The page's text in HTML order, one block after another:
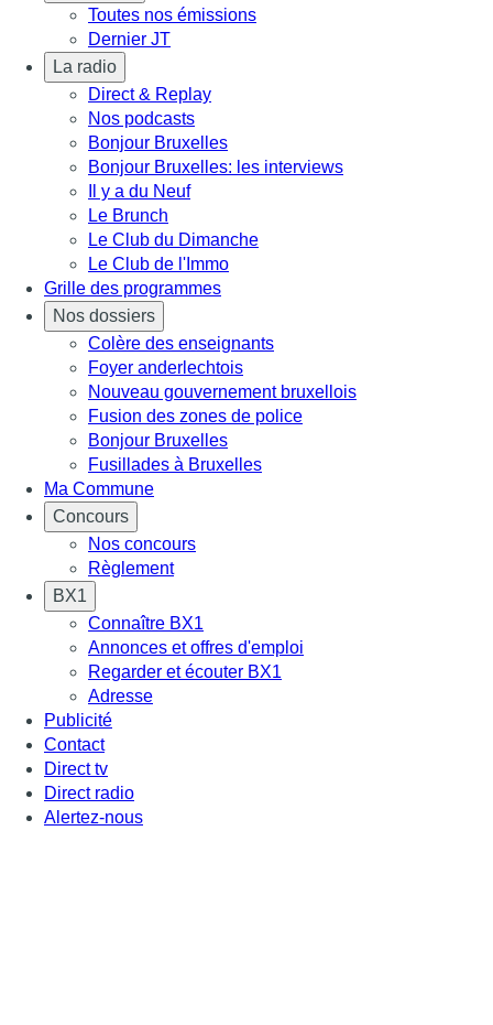
Toutes nos émissions
Dernier JT
La radio
Direct & Replay
Nos podcasts
Bonjour Bruxelles
Bonjour Bruxelles: les interviews
Il y a du Neuf
Le Brunch
Le Club du Dimanche
Le Club de l'Immo
Grille des programmes
Nos dossiers
Colère des enseignants
Foyer anderlechtois
Nouveau gouvernement bruxellois
Fusion des zones de police
Bonjour Bruxelles
Fusillades à Bruxelles
Ma Commune
Concours
Nos concours
Règlement
BX1
Connaître BX1
Annonces et offres d'emploi
Regarder et écouter BX1
Adresse
Publicité
Contact
Direct tv
Direct radio
Alertez-nous